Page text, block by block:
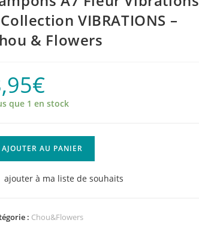
VIBRATIONS –
& Flowers
€
que 1 en stock
AJOUTER AU PANIER
ajouter à ma liste de souhaits
: Chou&Flowers